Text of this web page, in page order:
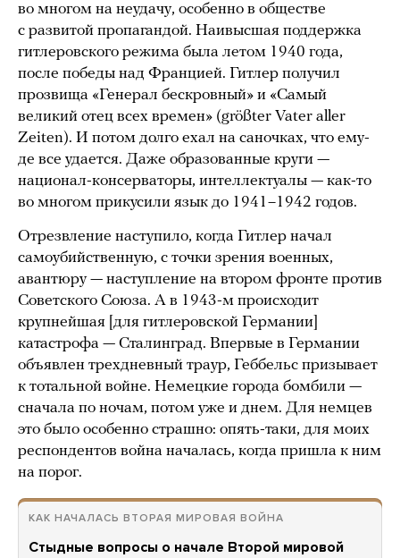
во многом на неудачу, особенно в обществе
с развитой пропагандой. Наивысшая поддержка
гитлеровского режима была летом 1940 года,
после победы над Францией. Гитлер получил
прозвища «Генерал бескровный» и «Самый
великий отец всех времен» (größter Vater aller
Zeiten). И потом долго ехал на саночках, что ему-
де все удается. Даже образованные круги —
национал-консерваторы, интеллектуалы — как-то
во многом прикусили язык до 1941–1942 годов.
Отрезвление наступило, когда Гитлер начал
самоубийственную, с точки зрения военных,
авантюру — наступление на втором фронте против
Советского Союза. А в 1943-м происходит
крупнейшая [для гитлеровской Германии]
катастрофа — Сталинград. Впервые в Германии
объявлен трехдневный траур, Геббельс призывает
к тотальной войне. Немецкие города бомбили —
сначала по ночам, потом уже и днем. Для немцев
это было особенно страшно: опять-таки, для моих
респондентов война началась, когда пришла к ним
на порог.
КАК НАЧАЛАСЬ ВТОРАЯ МИРОВАЯ ВОЙНА
Стыдные вопросы о начале Второй мировой